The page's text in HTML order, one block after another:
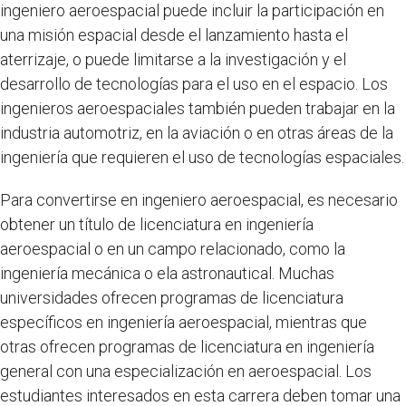
ingeniero aeroespacial puede incluir la participación en
una misión espacial desde el lanzamiento hasta el
aterrizaje, o puede limitarse a la investigación y el
desarrollo de tecnologías para el uso en el espacio. Los
ingenieros aeroespaciales también pueden trabajar en la
industria automotriz, en la aviación o en otras áreas de la
ingeniería que requieren el uso de tecnologías espaciales.
Para convertirse en ingeniero aeroespacial, es necesario
obtener un título de licenciatura en ingeniería
aeroespacial o en un campo relacionado, como la
ingeniería mecánica o ela astronautical. Muchas
universidades ofrecen programas de licenciatura
específicos en ingeniería aeroespacial, mientras que
otras ofrecen programas de licenciatura en ingeniería
general con una especialización en aeroespacial. Los
estudiantes interesados en esta carrera deben tomar una